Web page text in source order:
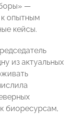
—
опытным
кейсы.
из актуальных
биоресурсам,